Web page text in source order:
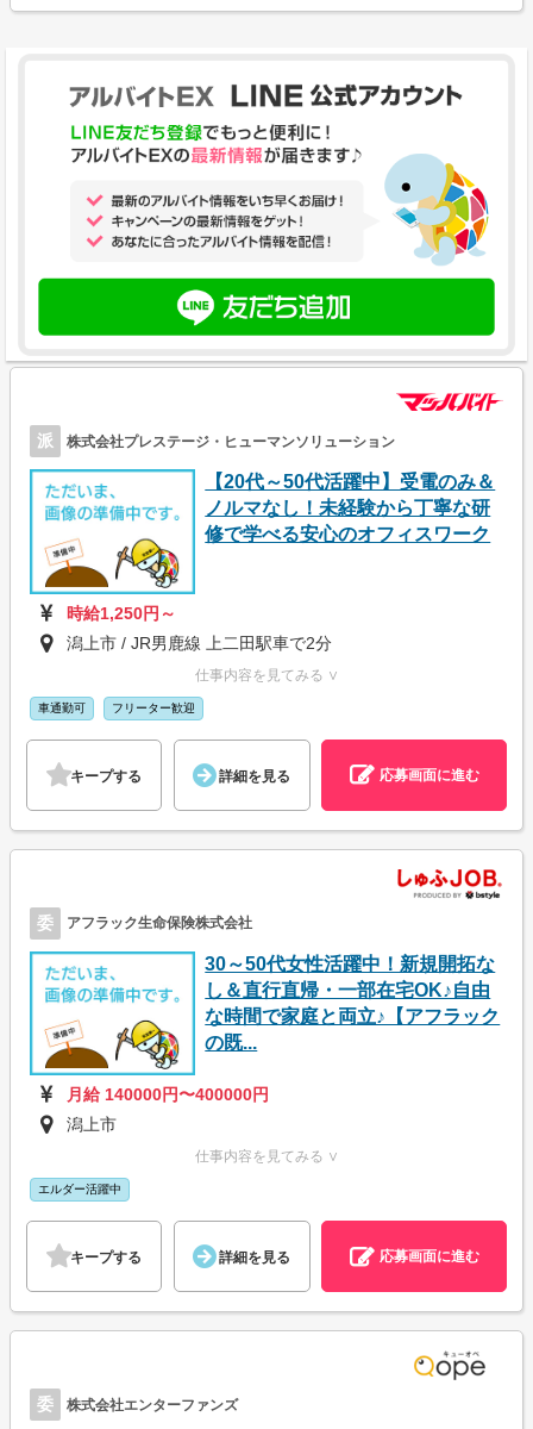
派 株式会社プレステージ・ヒューマンソリューション
【20代～50代活躍中】受電のみ＆
ノルマなし！未経験から丁寧な研
修で学べる安心のオフィスワーク
時給1,250円～
潟上市 / JR男鹿線 上二田駅車で2分
仕事内容を見てみる ∨
車通勤可 フリーター歓迎
キープする 詳細を見る 応募画面に進む
委 アフラック生命保険株式会社
30～50代女性活躍中！新規開拓な
し＆直行直帰・一部在宅OK♪自由
な時間で家庭と両立♪【アフラック
の既...
月給 140000円〜400000円
潟上市
仕事内容を見てみる ∨
エルダー活躍中
キープする 詳細を見る 応募画面に進む
委 株式会社エンターファンズ